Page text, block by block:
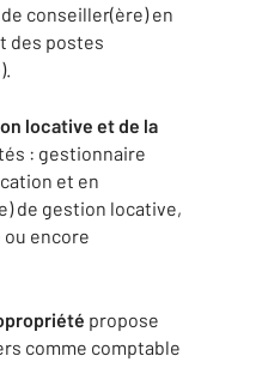
conseiller(ère) en
des postes
.
locative et de la
: gestionnaire
et en
de gestion locative,
ou encore
propose
comme comptable